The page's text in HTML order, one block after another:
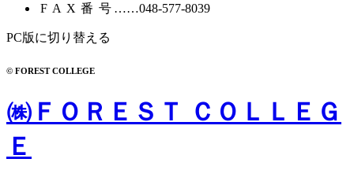
FAX番号……048-577-8039
PC版に切り替える
© FOREST COLLEGE
㈱ＦＯＲＥＳＴ ＣＯＬＬＥＧ
Ｅ